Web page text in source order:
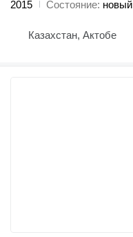
2015 Состояние новый
Казахстан, Актобе